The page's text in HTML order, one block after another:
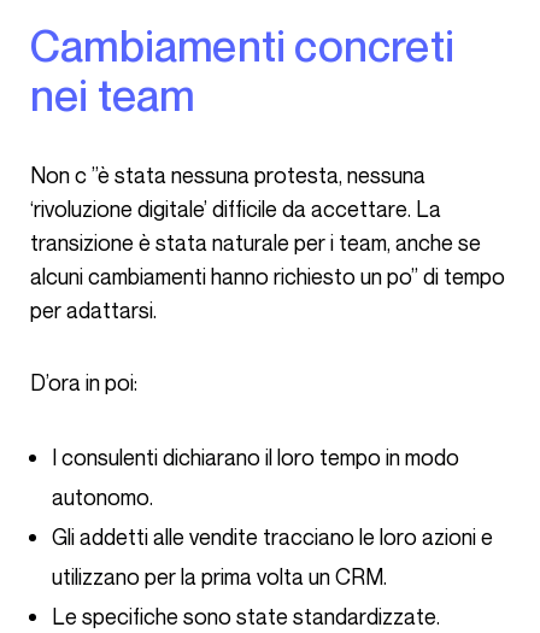
Cambiamenti concreti
nei team
Non c ”è stata nessuna protesta, nessuna
‘rivoluzione digitale’ difficile da accettare. La
transizione è stata naturale per i team, anche se
alcuni cambiamenti hanno richiesto un po” di tempo
per adattarsi.
D’ora in poi:
I consulenti dichiarano il loro tempo in modo
autonomo.
Gli addetti alle vendite tracciano le loro azioni e
utilizzano per la prima volta un CRM.
Le specifiche sono state standardizzate.